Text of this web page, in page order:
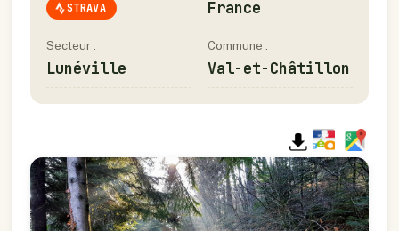
STRAVA France
Secteur :
Lunéville
Commune :
Val-et-Châtillon